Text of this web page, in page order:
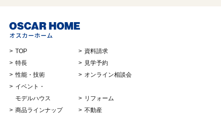
TOP
特長
性能・技術
イベント・
モデルハウス
商品ラインナップ
資料請求
見学予約
オンライン相談会
リフォーム
不動産